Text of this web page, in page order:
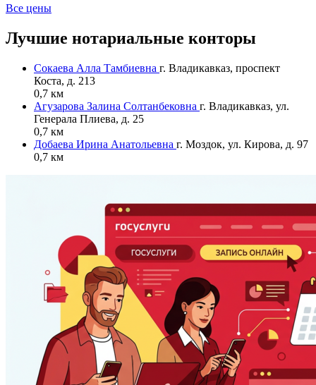
Все цены
Лучшие нотариальные конторы
Сокаева Алла Тамбиевна г. Владикавказ, проспект
Коста, д. 213
0,7 км
Агузарова Залина Солтанбековна г. Владикавказ, ул.
Генерала Плиева, д. 25
0,7 км
Добаева Ирина Анатольевна г. Моздок, ул. Кирова, д. 97
0,7 км